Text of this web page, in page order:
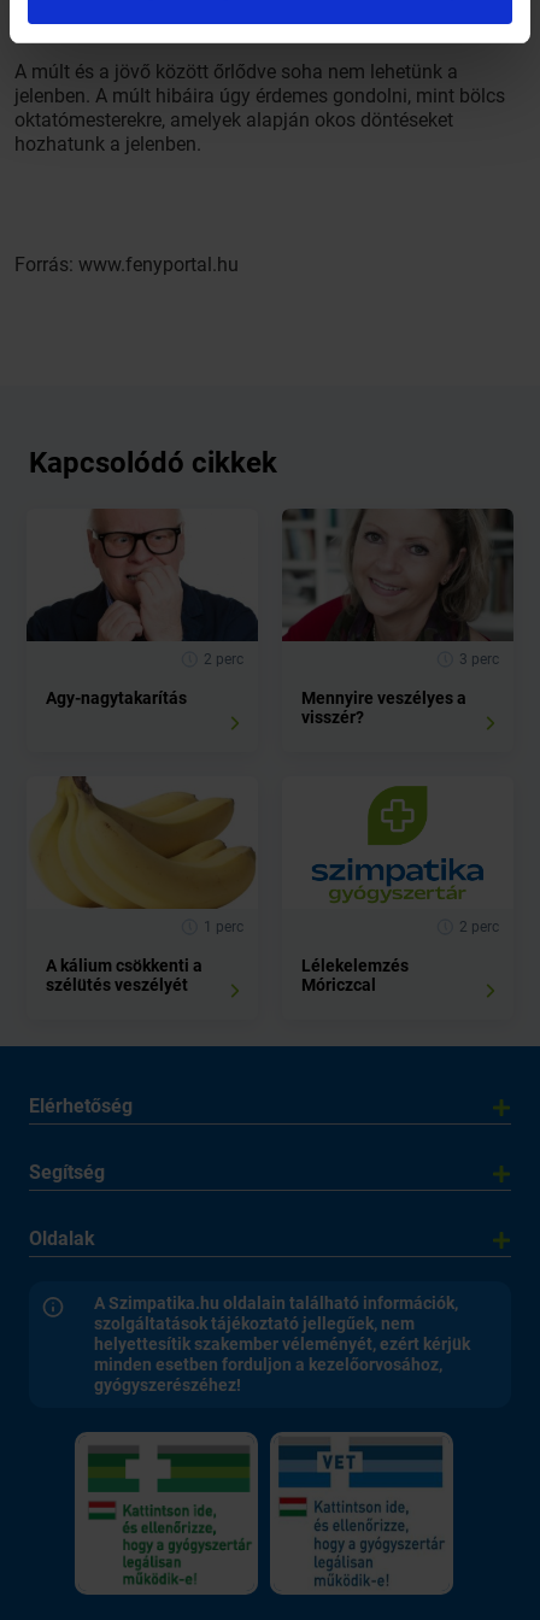
A múlt és a jövő között őrlődve soha nem lehetünk a
jelenben. A múlt hibáira úgy érdemes gondolni, mint bölcs
oktatómesterekre, amelyek alapján okos döntéseket
hozhatunk a jelenben.
Forrás: www.fenyportal.hu
Kapcsolódó cikkek
2 perc
Agy-nagytakarítás
3 perc
Mennyire veszélyes a
visszér?
1 perc
A kálium csökkenti a
szélütés veszélyét
2 perc
Lélekelemzés
Móriczcal
Elérhetőség
Segítség
Oldalak
A Szimpatika.hu oldalain található információk,
szolgáltatások tájékoztató jellegűek, nem
helyettesítik szakember véleményét, ezért kérjük
minden esetben forduljon a kezelőorvosához,
gyógyszerészéhez!